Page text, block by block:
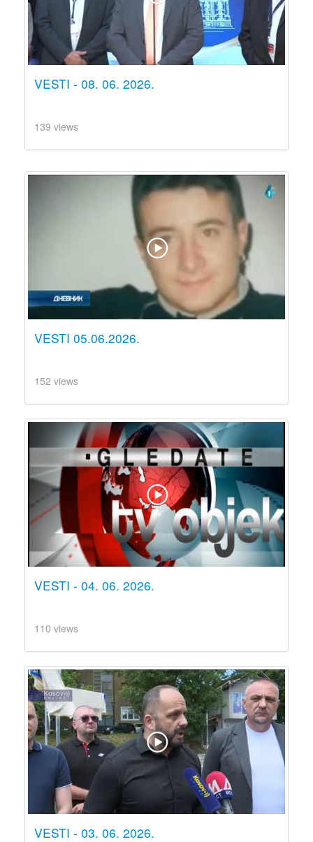
VESTI - 08. 06. 2026.
139 views
VESTI 05.06.2026.
152 views
VESTI - 04. 06. 2026.
110 views
VESTI - 03. 06. 2026.